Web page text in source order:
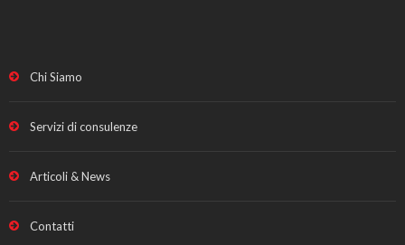
Chi Siamo
Servizi di consulenze
Articoli & News
Contatti